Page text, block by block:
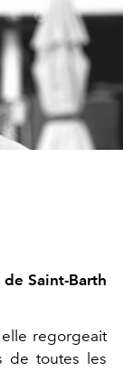
Saint-Barth
regorgeait
de toutes les